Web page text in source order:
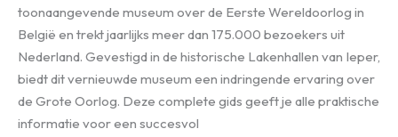
toonaangevende museum over de Eerste Wereldoorlog in
België en trekt jaarlijks meer dan 175.000 bezoekers uit
Nederland. Gevestigd in de historische Lakenhallen van Ieper,
biedt dit vernieuwde museum een indringende ervaring over
de Grote Oorlog. Deze complete gids geeft je alle praktische
informatie voor een succesvol